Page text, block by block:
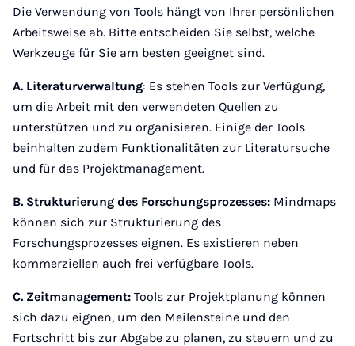
Die Verwendung von Tools hängt von Ihrer persönlichen
Arbeitsweise ab. Bitte entscheiden Sie selbst, welche
Werkzeuge für Sie am besten geeignet sind.
A. Literaturverwaltung: Es stehen Tools zur Verfügung,
um die Arbeit mit den verwendeten Quellen zu
unterstützen und zu organisieren. Einige der Tools
beinhalten zudem Funktionalitäten zur Literatursuche
und für das Projektmanagement.
B. Strukturierung des Forschungsprozesses: Mindmaps
können sich zur Strukturierung des
Forschungsprozesses eignen. Es existieren neben
kommerziellen auch frei verfügbare Tools.
C. Zeitmanagement: Tools zur Projektplanung können
sich dazu eignen, um den Meilensteine und den
Fortschritt bis zur Abgabe zu planen, zu steuern und zu